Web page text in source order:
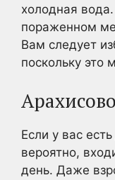
холодная
пораженном
Вам следует
поскольку это
Если у вас
вероятно,
день. Даже